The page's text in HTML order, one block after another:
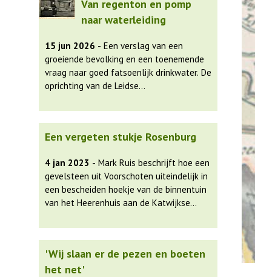
Van regenton en pomp
naar waterleiding
15 jun 2026 - Een verslag van een
groeiende bevolking en een toenemende
vraag naar goed fatsoenlijk drinkwater. De
oprichting van de Leidse
de bouw van de watertoren in Katwijk. Of
daar alle problemen mee opgelost waren,
leest u in het artikel.
Een vergeten stukje Rosenburg
4 jan 2023 - Mark Ruis beschrijft hoe een
gevelsteen uit Voorschoten uiteindelijk in
een bescheiden hoekje van de binnentuin
van het Heerenhuis aan de Katwijkse
Latijn geschreven gevelsteen uit 1722,
verwijst naar Jan Gerard, Baron van
Wassenaar, die in 1707 eigenaar van de
toenmalige buitenplaats Rosenburg in
'Wij slaan er de pezen en boeten
het net'